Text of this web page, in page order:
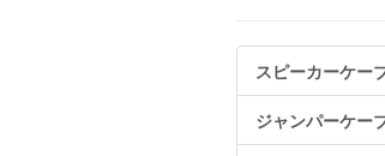
スピーカーケー
ジャンパーケー